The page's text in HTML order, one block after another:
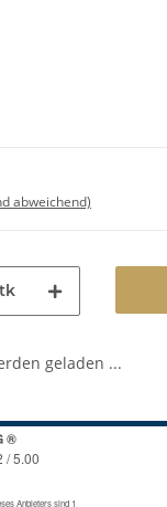
abweichend)
geladen ...